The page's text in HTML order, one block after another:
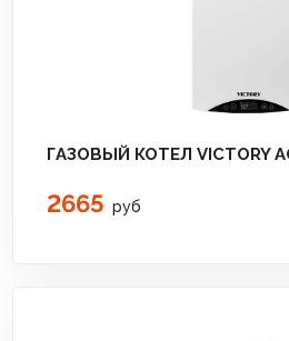
ГАЗОВЫЙ КОТЕЛ VICTORY
2665 руб